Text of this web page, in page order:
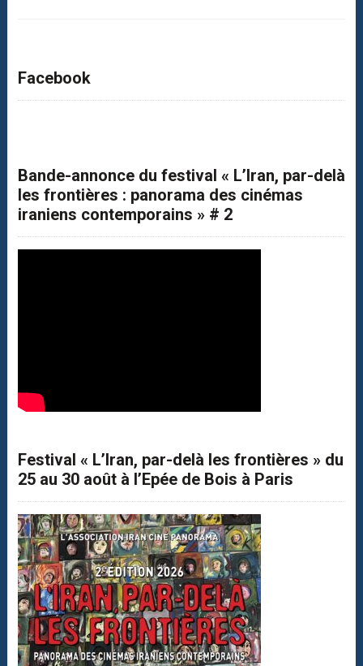
Facebook
Bande-annonce du festival « L’Iran, par-delà
les frontières : panorama des cinémas
iraniens contemporains » # 2
Festival « L’Iran, par-delà les frontières » du
25 au 30 août à l’Epée de Bois à Paris